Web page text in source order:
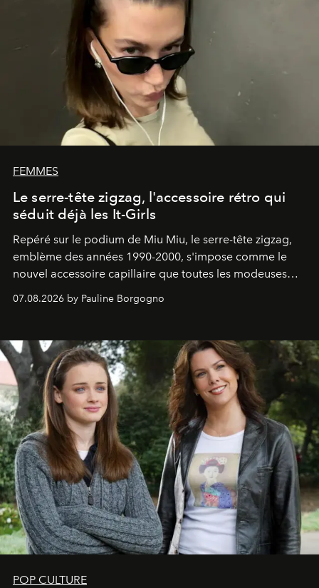
FEMMES
Le serre-tête zigzag, l'accessoire rétro qui
séduit déjà les It-Girls
Repéré sur le podium de Miu Miu, le serre-tête zigzag,
emblème des années 1990-2000, s'impose comme le
nouvel accessoire capillaire que toutes les modeuses
s'arrachent déjà.
07.08.2026 by Pauline Borgogno
POP CULTURE